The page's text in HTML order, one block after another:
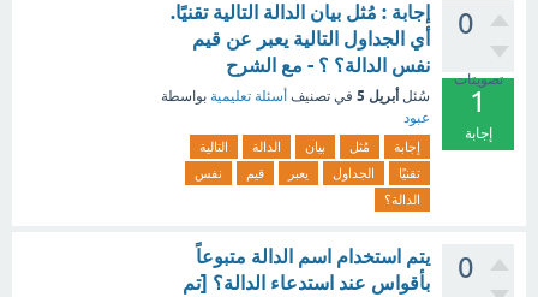
0
تصويتات
1
إجابة
إجابة : مُثل بيان الدالة التالية تقنيًا.
أي الجداول التالية يعبر عن قيم
نفس الدالة؟ ؟ - مع الشرح
سُئل أبريل 5 في تصنيف أسئلة تعليمية بواسطة
عبود
إجابة مُثل بيان الدالة
التالية
تقنيًا
الجداول يعبر قيم
نفس
الدالة؟
0
يتم استخدام اسم الدالة متبوعاً
بأقواس عند استدعاء الدالة؟ [تم